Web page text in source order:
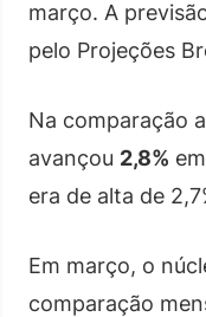
março. A
pelo Projeções
Na comparação
avançou 2,8%
era de alta de
Em março, o
comparação